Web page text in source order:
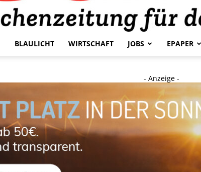
BLAULICHT WIRTSCHAFT JOBS EPAPER
- Anzeige -